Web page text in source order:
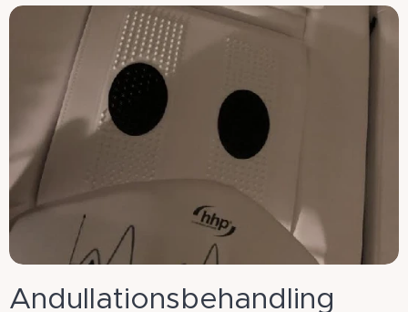
Andullationsbehandling